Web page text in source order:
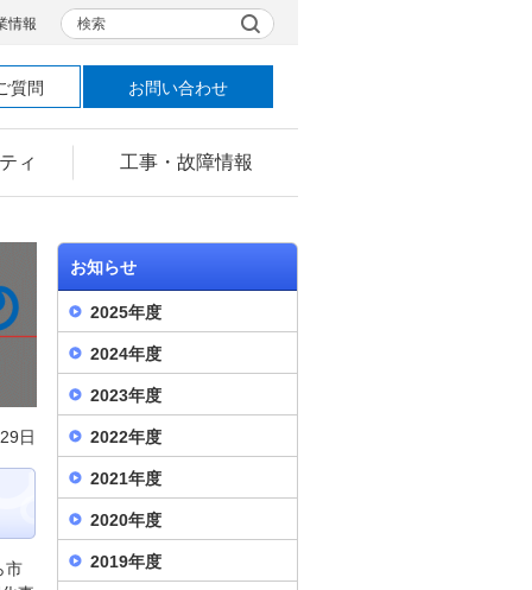
ィ 工事・故障情報
情報 検索
質問 お問い合わせ
日
市
お知らせ
2025年度
2024年度
2023年度
2022年度
2021年度
2020年度
2019年度